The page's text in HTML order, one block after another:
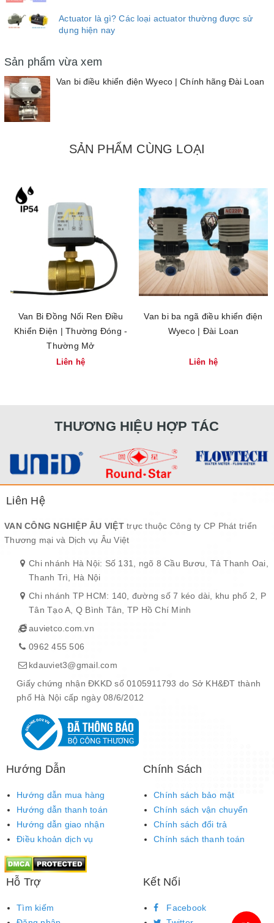
Actuator là gì? Các loại actuator thường được sử
dụng hiện nay
Sản phẩm vừa xem
Van bi điều khiển điện Wyeco | Chính hãng Đài Loan
SẢN PHẨM CÙNG LOẠI
Van Bi Đồng Nối Ren Điều
Khiển Điện | Thường Đóng -
Thường Mở
Liên hệ
Van bi ba ngã điều khiển điện
Wyeco | Đài Loan
Liên hệ
THƯƠNG HIỆU HỢP TÁC
Liên Hệ
VAN CÔNG NGHIỆP ÂU VIỆTtrực thuộc Công ty CP Phát triển
Thương mại và Dịch vụ Âu Việt
Chi nhánh Hà Nội: Số 131, ngõ 8 Cầu Bươu, Tả Thanh Oai,
Thanh Trì, Hà Nội
Chi nhánh TP HCM: 140, đường số 7 kéo dài, khu phố 2, P
Tân Tạo A, Q Bình Tân, TP Hồ Chí Minh
auvietco.com.vn
0962 455 506
kdauviet3@gmail.com
Giấy chứng nhận ĐKKD số 0105911793 do Sở KH&ĐT thành
phố Hà Nội cấp ngày 08/6/2012
Hướng Dẫn
Hướng dẫn mua hàng
Hướng dẫn thanh toán
Hướng dẫn giao nhận
Điều khoản dịch vụ
Chính Sách
Chính sách bảo mật
Chính sách vận chuyển
Chính sách đổi trả
Chính sách thanh toán
Hỗ Trợ
Tìm kiếm
Kết Nối
Facebook